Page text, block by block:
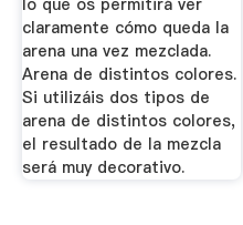
lo que os permitirá ver
claramente cómo queda la
arena una vez mezclada.
Arena de distintos colores.
Si utilizáis dos tipos de
arena de distintos colores,
el resultado de la mezcla
será muy decorativo.